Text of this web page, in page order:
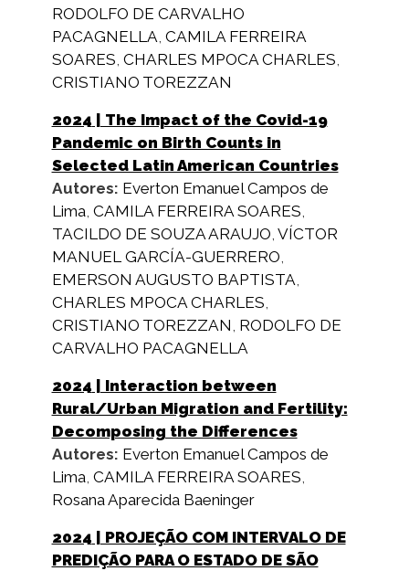
RODOLFO DE CARVALHO
PACAGNELLA, CAMILA FERREIRA
SOARES, CHARLES MPOCA CHARLES,
CRISTIANO TOREZZAN
2024 | The Impact of the Covid-19
Pandemic on Birth Counts in
Selected Latin American Countries
Autores: Everton Emanuel Campos de
Lima, CAMILA FERREIRA SOARES,
TACILDO DE SOUZA ARAUJO, VÍCTOR
MANUEL GARCÍA-GUERRERO,
EMERSON AUGUSTO BAPTISTA,
CHARLES MPOCA CHARLES,
CRISTIANO TOREZZAN, RODOLFO DE
CARVALHO PACAGNELLA
2024 | Interaction between
Rural/Urban Migration and Fertility:
Decomposing the Differences
Autores: Everton Emanuel Campos de
Lima, CAMILA FERREIRA SOARES,
Rosana Aparecida Baeninger
2024 | PROJEÇÃO COM INTERVALO DE
PREDIÇÃO PARA O ESTADO DE SÃO